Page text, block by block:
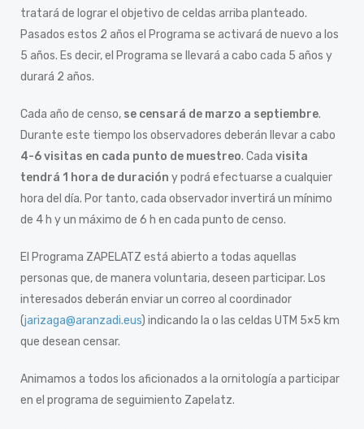
tratará de lograr el objetivo de celdas arriba planteado.
Pasados estos 2 años el Programa se activará de nuevo a los
5 años. Es decir, el Programa se llevará a cabo cada 5 años y
durará 2 años.
Cada año de censo, se censará de marzo a septiembre.
Durante este tiempo los observadores deberán llevar a cabo
4-6 visitas en cada punto de muestreo. Cada visita
tendrá 1 hora de duración y podrá efectuarse a cualquier
hora del día. Por tanto, cada observador invertirá un mínimo
de 4 h y un máximo de 6 h en cada punto de censo.
El Programa ZAPELATZ está abierto a todas aquellas
personas que, de manera voluntaria, deseen participar. Los
interesados deberán enviar un correo al coordinador
(jarizaga@aranzadi.eus) indicando la o las celdas UTM 5×5 km
que desean censar.
Animamos a todos los aficionados a la ornitología a participar
en el programa de seguimiento Zapelatz.